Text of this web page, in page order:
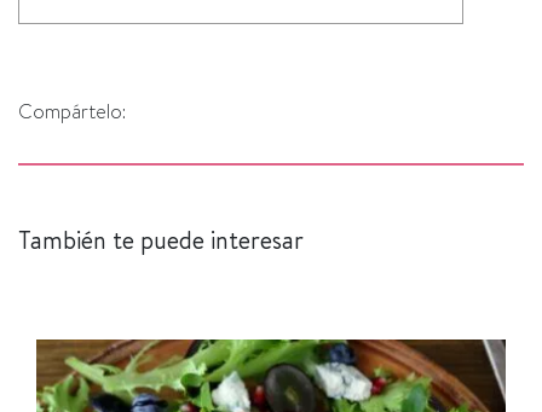
Compártelo:
También te puede interesar